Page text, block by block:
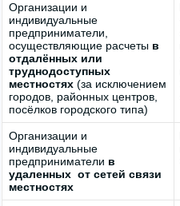
Организации и
индивидуальные
предприниматели,
осуществляющие расчеты в
отдалённых или
труднодоступных
местностях (за исключением
городов, районных центров,
посёлков городского типа)
Организации и
индивидуальные
предприниматели в
удаленных от сетей связи
местностях